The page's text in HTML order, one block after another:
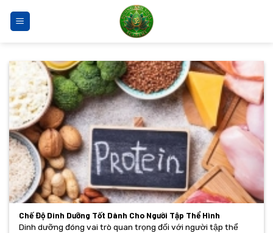
qua
Chế Độ Dinh Dưỡng Tốt Dành Cho Người Tập Thể Hình
Dinh dưỡng đóng vai trò quan trọng đối với người tập thể